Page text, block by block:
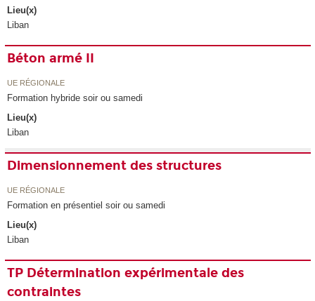
Lieu(x)
Liban
Béton armé II
UE RÉGIONALE
Formation hybride soir ou samedi
Lieu(x)
Liban
Dimensionnement des structures
UE RÉGIONALE
Formation en présentiel soir ou samedi
Lieu(x)
Liban
TP Détermination expérimentale des
contraintes